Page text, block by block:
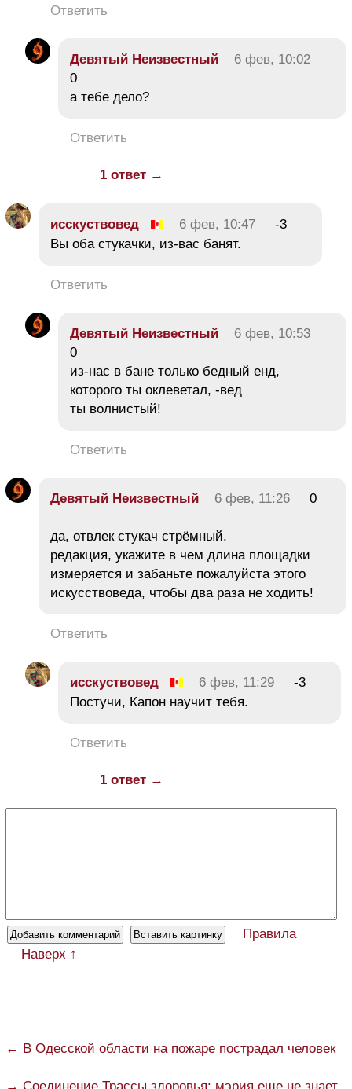
Ответить
Девятый Неизвестный
6 фев, 10:02
0
а тебе дело?
Ответить
1 ответ →
исскуствовед 6 фев, 10:47
-3
Вы оба стукачки, из-вас банят.
Ответить
Девятый Неизвестный
6 фев, 10:53
0
из-нас в бане только бедный енд,
которого ты оклеветал, -вед
ты волнистый!
Ответить
Девятый Неизвестный 6 фев, 11:26 0
да, отвлек стукач стрёмный.
редакция, укажите в чем длина площадки
измеряется и забаньте пожалуйста этого
искусствоведа, чтобы два раза не ходить!
Ответить
исскуствовед 6 фев, 11:29
-3
Постучи, Капон научит тебя.
Ответить
1 ответ →
Правила
Наверх ↑
← В Одесской области на пожаре пострадал человек
→ Соединение Трассы здоровья: мэрия еще не знает,